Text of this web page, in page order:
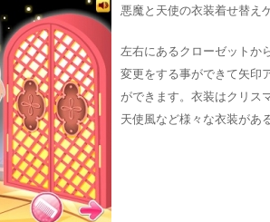
悪魔と天使の衣装着せ替え
左右にあるクローゼットか
変更をする事ができて矢印
ができます。衣装はクリス
天使風など様々な衣装がある